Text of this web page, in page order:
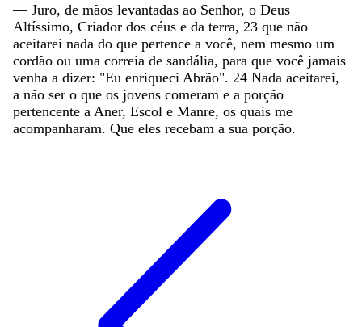
— Juro, de mãos levantadas ao Senhor, o Deus
Altíssimo, Criador dos céus e da terra, 23 que não
aceitarei nada do que pertence a você, nem mesmo um
cordão ou uma correia de sandália, para que você jamais
venha a dizer: "Eu enriqueci Abrão". 24 Nada aceitarei,
a não ser o que os jovens comeram e a porção
pertencente a Aner, Escol e Manre, os quais me
acompanharam. Que eles recebam a sua porção.